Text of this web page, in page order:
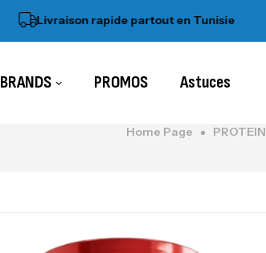
Livraison rapide partout en Tunisie
BRANDS PROMOS Astuces
Home Page PROTEIN